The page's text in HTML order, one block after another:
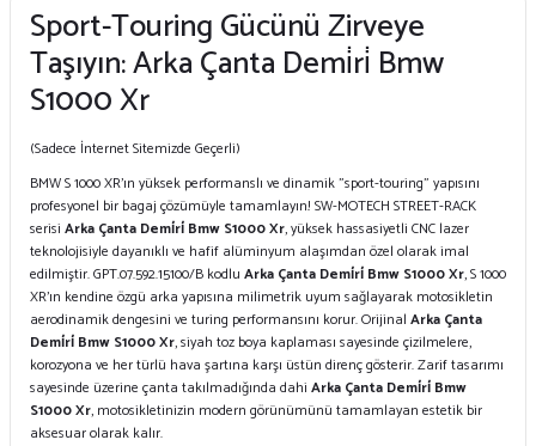
Sport-Touring Gücünü Zirveye
Taşıyın: Arka Çanta Demi̇ri̇ Bmw
S1000 Xr
(Sadece İnternet Sitemizde Geçerli)
BMW S 1000 XR’ın yüksek performanslı ve dinamik "sport-touring" yapısını
profesyonel bir bagaj çözümüyle tamamlayın! SW-MOTECH STREET-RACK
serisi Arka Çanta Demi̇ri̇ Bmw S1000 Xr, yüksek hassasiyetli CNC lazer
teknolojisiyle dayanıklı ve hafif alüminyum alaşımdan özel olarak imal
edilmiştir. GPT.07.592.15100/B kodlu Arka Çanta Demi̇ri̇ Bmw S1000 Xr, S 1000
XR'ın kendine özgü arka yapısına milimetrik uyum sağlayarak motosikletin
aerodinamik dengesini ve turing performansını korur. Orijinal Arka Çanta
Demi̇ri̇ Bmw S1000 Xr, siyah toz boya kaplaması sayesinde çizilmelere,
korozyona ve her türlü hava şartına karşı üstün direnç gösterir. Zarif tasarımı
sayesinde üzerine çanta takılmadığında dahi Arka Çanta Demi̇ri̇ Bmw
S1000 Xr, motosikletinizin modern görünümünü tamamlayan estetik bir
aksesuar olarak kalır.